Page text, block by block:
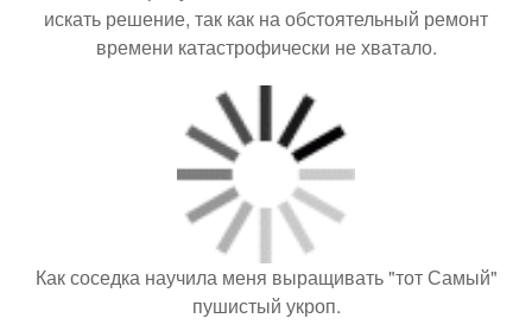
искать решение, так как на обстоятельный ремонт
времени катастрофически не хватало.
Как соседка научила меня выращивать "тот Самый"
пушистый укроп.